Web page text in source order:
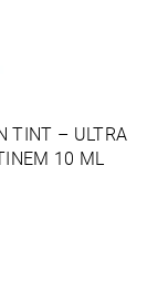
TINT – ULTRA
10 ML